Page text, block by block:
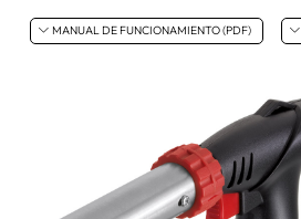
otros artículos
MANUAL DE FUNCIONAMIENTO (PDF)